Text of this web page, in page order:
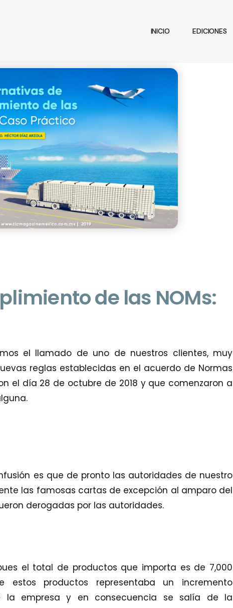
INICIO EDICIONES
de las NOMs:
el llamado de uno de nuestros clientes, muy
reglas establecidas en el acuerdo de Normas
el día 28 de octubre de 2018 y que comenzaron a
es que de pronto las autoridades de nuestro
las famosas cartas de excepción al amparo del
derogadas por las autoridades.
el total de productos que importa es de 7,000
productos representaba un incremento
la empresa y en consecuencia se salía de la